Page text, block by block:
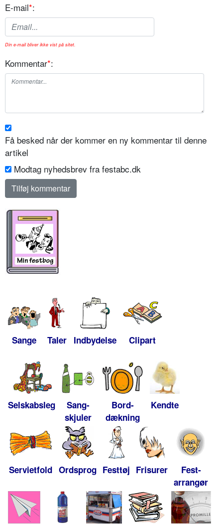
E-mail*:
Din e-mail bliver ikke vist på sitet.
Kommentar*:
Få besked når der kommer en ny kommentar til denne
artikel
Modtag nyhedsbrev fra festabc.dk
Sange Taler Indbydelse Clipart
Selskabsleg
Sang-
skjuler
Bord-
dækning
Kendte
Servietfold Ordsprog Festtøj Frisurer
Fest-
arrangør